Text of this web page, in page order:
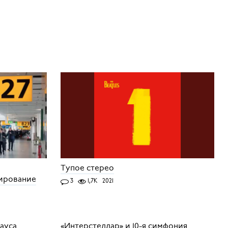
Тупое стерео
3 1,7K 2021